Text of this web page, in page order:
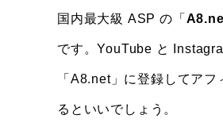
国内最大級 ASP の「
です。YouTube と
「A8.net」に登録してア
るといいでしょう。